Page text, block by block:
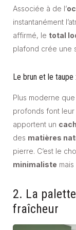
Associée à de l’
instantanément
affirmé, le total
plafond crée une
Le brun et le taupe
Plus moderne que
profonds font leur
apportent un
des matières
pierre. C’est le
minimaliste mais
2. La
fraîcheur